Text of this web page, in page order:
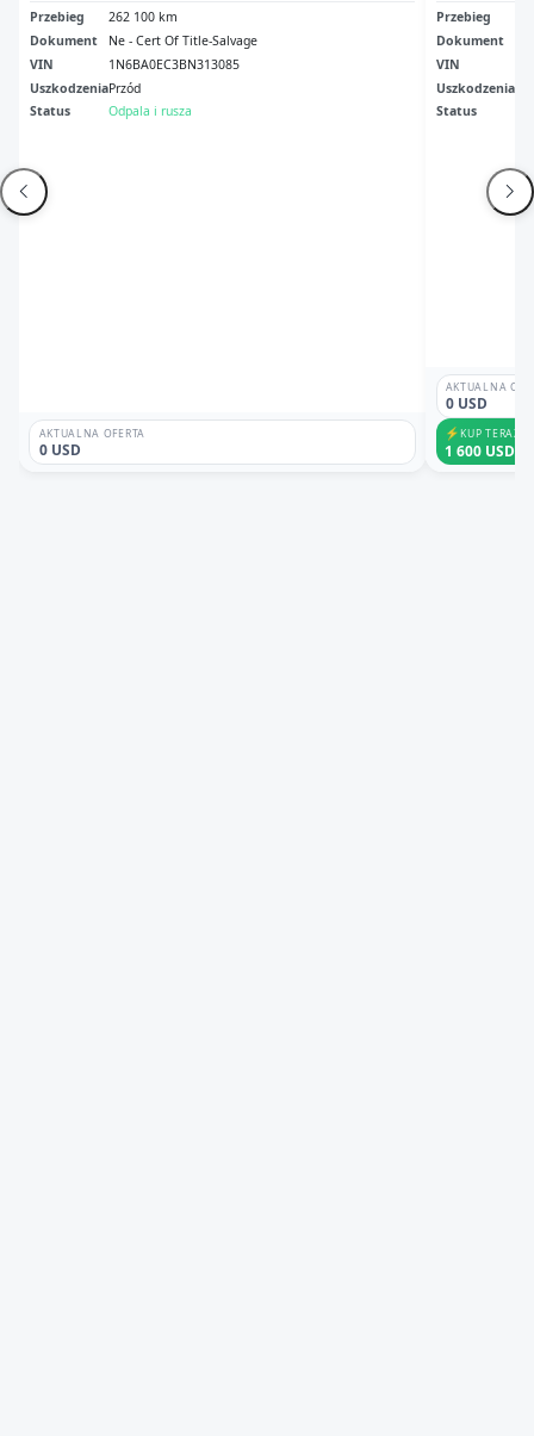
Przebieg
262 100 km
Dokument
Ne - Cert Of Title-Salvage
VIN
1N6BA0EC3BN313085
UszkodzeniaPrzód
Status
Odpala i rusza
AKTUALNA OFERTA
0 USD
Przebieg
Dokument
VIN
Uszkodzenia
Status
AKTUALNA
0 USD
⚡KUP TERAZ
1 600 USD